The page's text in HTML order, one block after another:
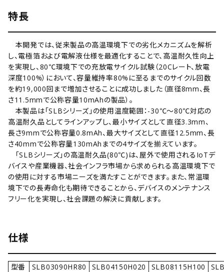
特長
本開発では、従来製品の高温環境下での劣化メカニズムを解析
し、電極箔および電解液仕様を最適化することで、高温耐久性向上
を実現し、80℃環境下での充放電サイクル試験（20Cレート、放電
深度100%）において、容量維持率80%に至るまでのサイクル回数
を約19,000回まで増加させることに成功しました（直径8mm、長
さ11.5mmで公称容量10mAhの製品）。
本製品は「SLBシリーズ」の使用温度範囲：-30℃～80℃対応の
高温耐久品としてラインアップし、最小サイズとして直径3.3mm、
長さ9mmで公称容量0.8mAh、最大サイズとして直径12.5mm、長
さ40mmで公称容量130mAhまでの4サイズを揃えています。
「SLBシリーズ」の高温耐久品(80℃)は、屋外で使用されるIoTデ
バイスや産業機器、社会インフラ市場から求められる高温環境下で
の使用に対する市場ニーズを満たすことができます。また、常温環
境下での長寿命化も期待できることから、デバイスのメンテナンス
フリー化を実現し、社会課題の解決に貢献します。
仕様
型番 SLB03090HR80 SLB04150H020 SLB08115H100